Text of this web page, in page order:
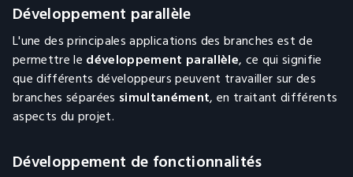
Développement parallèle
L'une des principales applications des branches est de
permettre le développement parallèle, ce qui signifie
que différents développeurs peuvent travailler sur des
branches séparées simultanément, en traitant différents
aspects du projet.
Développement de fonctionnalités